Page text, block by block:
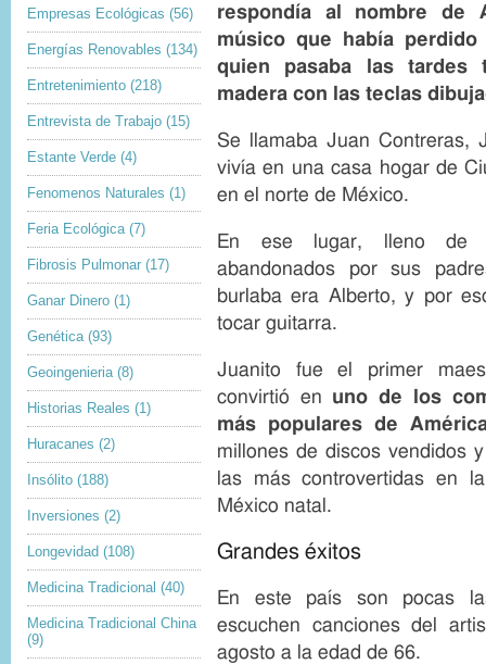
Empresas Ecológicas (56)
Energías Renovables (134)
Entretenimiento (218)
Entrevista de Trabajo (15)
Estante Verde (4)
Fenomenos Naturales (1)
Feria Ecológica (7)
Fibrosis Pulmonar (17)
Ganar Dinero (1)
Genética (93)
Geoingenieria (8)
Historias Reales (1)
Huracanes (2)
Insólito (188)
Inversiones (2)
Longevidad (108)
Medicina Tradicional (40)
Medicina Tradicional China
(9)
c
o
y
r
h
respondía al nombre de
músico que había
quien pasaba las tardes
madera con las teclas
Se llamaba Juan Contreras,
vivía en una casa hogar de
en el norte de México.
En ese lugar, lleno de
abandonados por sus
burlaba era Alberto, y por
tocar guitarra.
Juanito fue el primer
convirtió en uno de los
más populares de
millones de discos vendidos
las más controvertidas en
México natal.
Grandes éxitos
En este país son pocas
escuchen canciones del
agosto a la edad de 66.